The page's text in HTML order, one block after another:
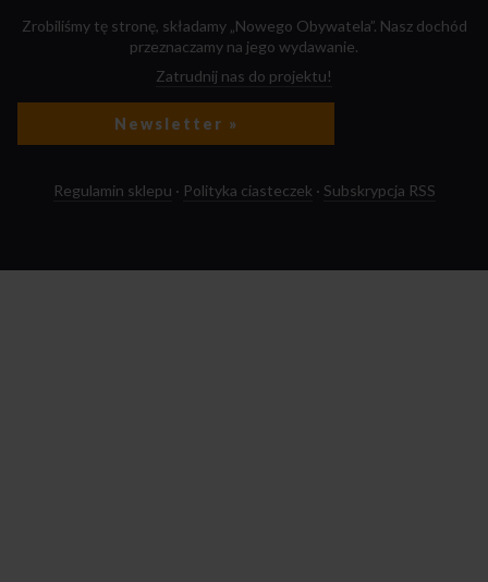
Zrobiliśmy tę stronę, składamy „Nowego Obywatela”. Nasz dochód
przeznaczamy na jego wydawanie.
Zatrudnij nas do projektu!
Newsletter »
Regulamin sklepu · Polityka ciasteczek · Subskrypcja RSS